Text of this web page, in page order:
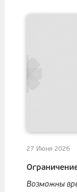
27 Июня 2026
Возможны